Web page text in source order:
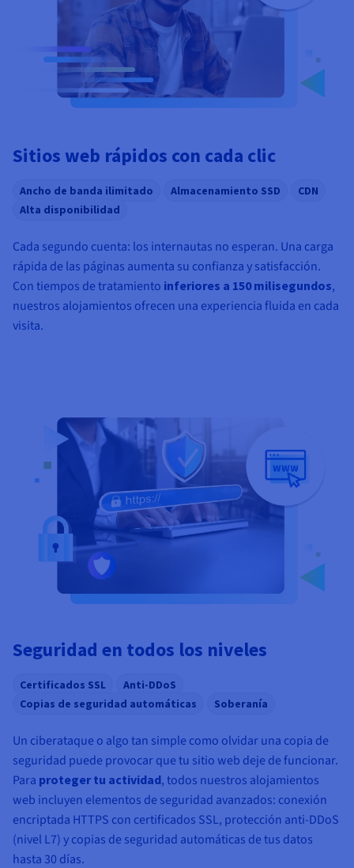
Sitios web rápidos con cada clic
Ancho de banda ilimitado Almacenamiento SSD
CDN
Alta disponibilidad
Cada segundo cuenta: los internautas no esperan. Una carga
rápida de las páginas aumenta su confianza y satisfacción.
Con tiempos de tratamiento inferiores a 150 milisegundos,
nuestros alojamientos ofrecen una experiencia fluida en cada
visita.
Seguridad en todos los niveles
Certificados SSL
Anti-DDoS
Copias de seguridad automáticas
Soberanía
Un ciberataque o algo tan simple como olvidar una copia de
seguridad puede provocar que tu sitio web deje de funcionar.
Para proteger tu actividad, todos nuestros alojamientos
web incluyen elementos de seguridad avanzados: conexión
encriptada HTTPS con certificados SSL, protección anti-DDoS
(nivel L7) y copias de seguridad automáticas de tus datos
hasta 30 días.